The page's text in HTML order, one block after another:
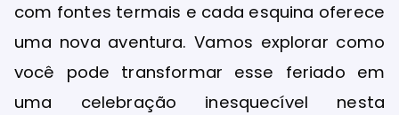
com fontes termais e cada esquina oferece
uma nova aventura. Vamos explorar como
você pode transformar esse feriado em
uma celebração inesquecível nesta